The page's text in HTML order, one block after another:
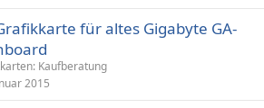
für altes Gigabyte GA-
Kaufberatung
2015